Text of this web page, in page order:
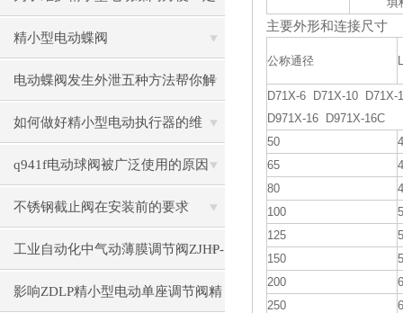
要看
精小型电动蝶阀
电动蝶阀发生外泄五种方法帮你解
决问题
如何做好精小型电动执行器的维
护？
q941f电动球阀被广泛使用的原因
不锈钢截止阀在安装前的要求
工业自动化中气动薄膜调节阀ZJHP-
16C的控制精度提升技巧
影响ZDLP精小型电动单座调节阀精
主要外形和连接尺寸
公称通径 L
D71X-6 D71X-10
D971X-16 D971X-16C
50
65
80
100
125
150
200
250